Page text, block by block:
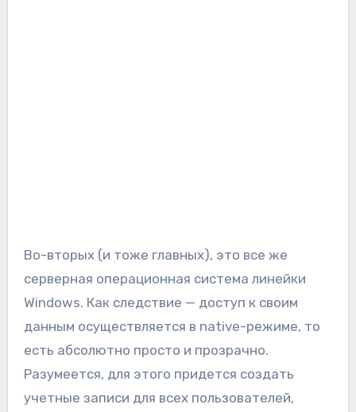
Во-вторых (и тоже главных), это все же
серверная операционная система линейки
Windows. Как следствие — доступ к своим
данным осуществляется в native-режиме, то
есть абсолютно просто и прозрачно.
Разумеется, для этого придется создать
учетные записи для всех пользователей,